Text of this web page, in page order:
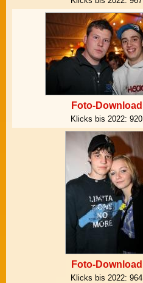
Foto-Download
Klicks bis 2022: 920
Foto-Download
Klicks bis 2022: 964